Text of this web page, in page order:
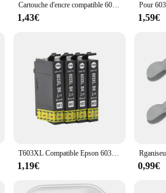
Cartouche d'encre compatible 603XL T603 pour imprimante Epson XP, 603, 2100, 2105, 3100, 3105, 4100, 4105, 2810, 2830 XL, E603
1,43€ 1,59€
T603XL Compatible Epson 603XL E603 T603 pour XP-2100 XP-3100 WF-2810 XP-3105 XP-4100 XP-4105 WF-2830 XP-2105 Imprimante
1,19€ 0,99€